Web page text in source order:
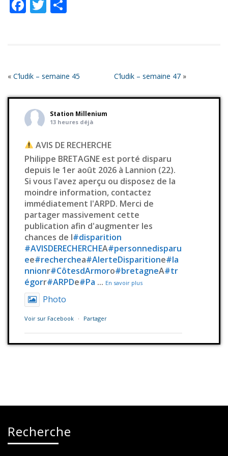
Facebook
Twitter
« C’ludik – semaine 45 C’ludik – semaine 47»
Station Millenium
13 heures déjà
AVIS DE RECHERCHE
Philippe BRETAGNE est porté disparu
depuis le 1er août 2026 à Lannion (22).
Si vous l'avez aperçu ou disposez de la
moindre information, contactez
immédiatement l'ARPD. Merci de
partager massivement cette
publication afin d'augmenter les
chances de l#disparition
#AVISDERECHERCHEA#personnedisparu
ee#recherchea#AlerteDisparitione#la
nnionr#CôtesdArmoro#bretagneA#tr
égorr#ARPDe#Pa ... En savoir plus
Photo
Voir sur Facebook · Partager
Station Millenium
Êtes-vous prêts à tester vos
Rendez-vous le samedi 8 août aux 24
Heures de la Voile pour un Blind Test
Recherche